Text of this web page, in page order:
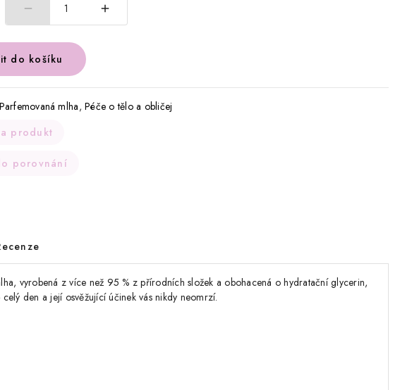
1
do košíku
Parfemovaná mlha, Péče o tělo a obličej
produkt
porovnání
vyrobená z více než 95 % z přírodních složek a obohacená o hydratační glycerin,
den a její osvěžující účinek vás nikdy neomrzí.